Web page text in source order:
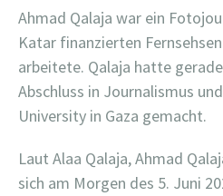
Ahmad Qalaja war ein
Katar finanzierten
arbeitete. Qalaja hatte
Abschluss in Journalismus
University in Gaza gemacht.
Laut Alaa Qalaja, Ahmad
sich am Morgen des 5. Juni